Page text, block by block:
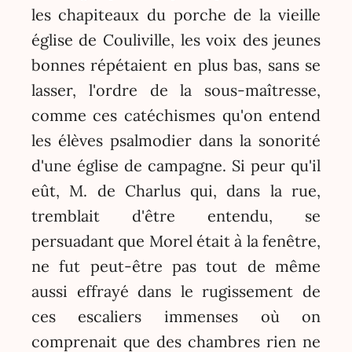
les chapiteaux du porche de la vieille
église de Couliville, les voix des jeunes
bonnes répétaient en plus bas, sans se
lasser, l'ordre de la sous-maîtresse,
comme ces catéchismes qu'on entend
les élèves psalmodier dans la sonorité
d'une église de campagne. Si peur qu'il
eût, M. de Charlus qui, dans la rue,
tremblait d'être entendu, se
persuadant que Morel était à la fenêtre,
ne fut peut-être pas tout de même
aussi effrayé dans le rugissement de
ces escaliers immenses où on
comprenait que des chambres rien ne